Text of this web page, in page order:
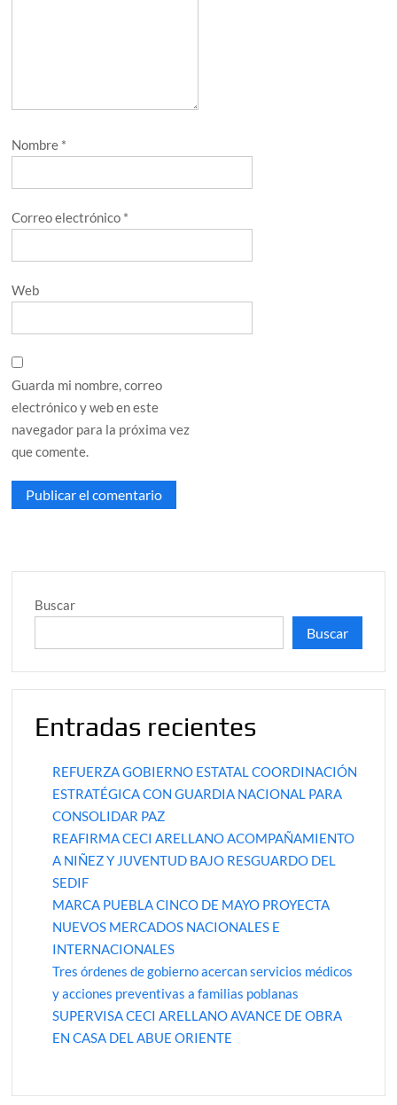
Nombre *
Correo electrónico *
Web
Guarda mi nombre, correo
electrónico y web en este
navegador para la próxima vez
que comente.
Buscar
Buscar
Entradas recientes
REFUERZA GOBIERNO ESTATAL COORDINACIÓN
ESTRATÉGICA CON GUARDIA NACIONAL PARA
CONSOLIDAR PAZ
REAFIRMA CECI ARELLANO ACOMPAÑAMIENTO
A NIÑEZ Y JUVENTUD BAJO RESGUARDO DEL
SEDIF
MARCA PUEBLA CINCO DE MAYO PROYECTA
NUEVOS MERCADOS NACIONALES E
INTERNACIONALES
Tres órdenes de gobierno acercan servicios médicos
y acciones preventivas a familias poblanas
SUPERVISA CECI ARELLANO AVANCE DE OBRA
EN CASA DEL ABUE ORIENTE